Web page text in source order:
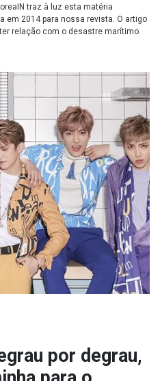
traz à luz esta matéria
em 2014 para nossa revista. O artigo
relação com o desastre marítimo.
por degrau,